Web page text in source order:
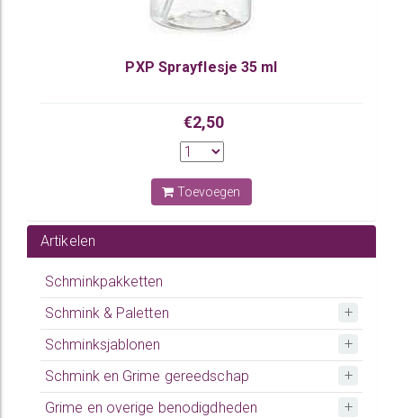
PXP Sprayflesje 35 ml
€2,50
Toevoegen
Artikelen
Schminkpakketten
Schmink & Paletten
Schminksjablonen
Schmink en Grime gereedschap
Grime en overige benodigdheden